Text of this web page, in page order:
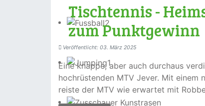
Tischtennis -
zum Punktgewinn
Veröffentlicht: 03. März 2025
Eine knappe, aber auch durchaus
hochrüstenden MTV Jever. Mit einem
reiste der MTV wie erwartet mit